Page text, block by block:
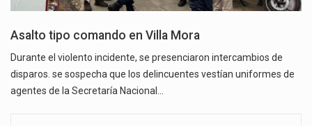
Asalto tipo comando en Villa Mora
Durante el violento incidente, se presenciaron intercambios de
disparos. se sospecha que los delincuentes vestían uniformes de
agentes de la Secretaría Nacional…